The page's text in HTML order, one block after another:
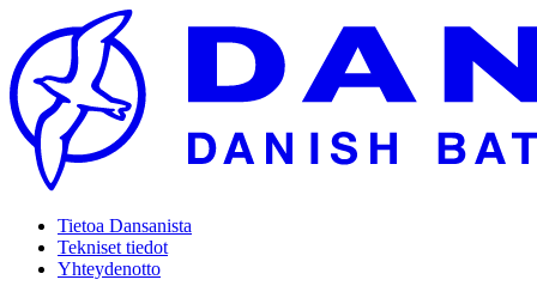
Tietoa Dansanista
Tekniset tiedot
Yhteydenotto